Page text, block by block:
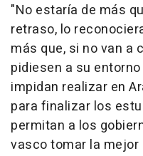
"No estaría de más
retraso, lo
más que, si no van a
pidiesen a su
impidan realizar en
para finalizar los
permitan a los
vasco tomar la mejor